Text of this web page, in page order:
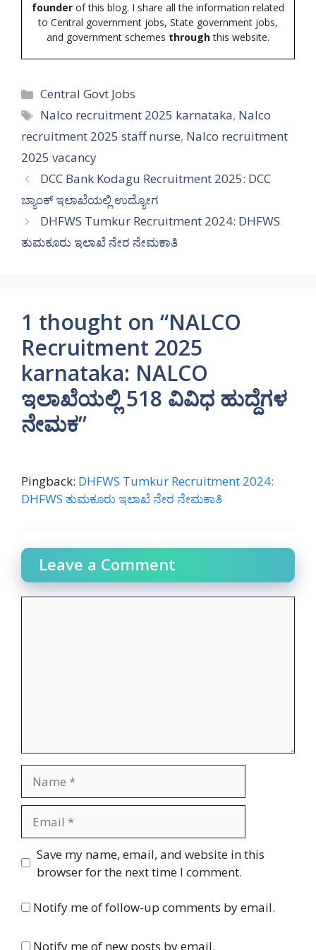
founder of this blog. I share all the information related
to Central government jobs, State government jobs,
and government schemes throughthis website.
Categories
Central Govt Jobs
Tags
Nalco recruitment 2025 karnataka, Nalco
recruitment 2025 staff nurse, Nalco recruitment
2025 vacancy
DCC Bank Kodagu Recruitment 2025: DCC
ಬ್ಯಾಂಕ್ ಇಲಾಖೆಯಲ್ಲಿ ಉದ್ಯೋಗ
DHFWS Tumkur Recruitment 2024: DHFWS
ತುಮಕೂರು ಇಲಾಖೆ ನೇರ ನೇಮಕಾತಿ
1 thought on “NALCO
Recruitment 2025
karnataka: NALCO
ಇಲಾಖೆಯಲ್ಲಿ 518 ವಿವಿಧ ಹುದ್ದೆಗಳ
ನೇಮಕ”
Pingback: DHFWS Tumkur Recruitment 2024:
DHFWS ತುಮಕೂರು ಇಲಾಖೆ ನೇರ ನೇಮಕಾತಿ
Leave a Comment
Website
Save my name, email, and website in this
browser for the next time I comment.
Notify me of follow-up comments by email.
Notify me of new posts by email.